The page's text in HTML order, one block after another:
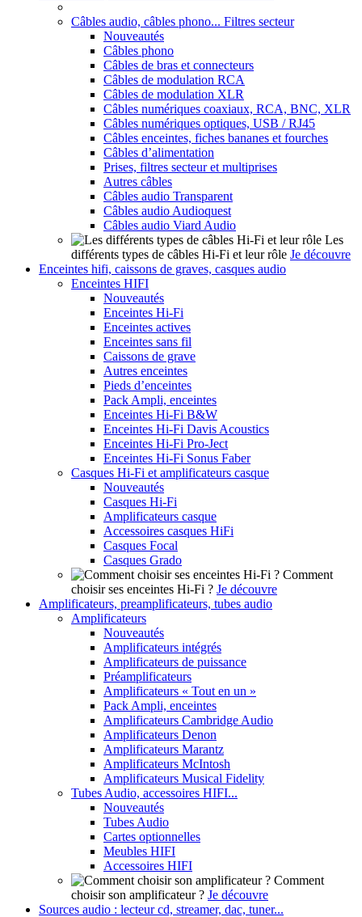
Câbles audio, câbles phono... Filtres secteur
Nouveautés
Câbles phono
Câbles de bras et connecteurs
Câbles de modulation RCA
Câbles de modulation XLR
Câbles numériques coaxiaux, RCA, BNC, XLR
Câbles numériques optiques, USB / RJ45
Câbles enceintes, fiches bananes et fourches
Câbles d’alimentation
Prises, filtres secteur et multiprises
Autres câbles
Câbles audio Transparent
Câbles audio Audioquest
Câbles audio Viard Audio
Les
différents types de câbles Hi-Fi et leur rôle Je découvre
Enceintes hifi, caissons de graves, casques audio
Enceintes HIFI
Nouveautés
Enceintes Hi-Fi
Enceintes actives
Enceintes sans fil
Caissons de grave
Autres enceintes
Pieds d’enceintes
Pack Ampli, enceintes
Enceintes Hi-Fi B&W
Enceintes Hi-Fi Davis Acoustics
Enceintes Hi-Fi Pro-Ject
Enceintes Hi-Fi Sonus Faber
Casques Hi-Fi et amplificateurs casque
Nouveautés
Casques Hi-Fi
Amplificateurs casque
Accessoires casques HiFi
Casques Focal
Casques Grado
Comment
choisir ses enceintes Hi-Fi ? Je découvre
Amplificateurs, preamplificateurs, tubes audio
Amplificateurs
Nouveautés
Amplificateurs intégrés
Amplificateurs de puissance
Préamplificateurs
Amplificateurs « Tout en un »
Pack Ampli, enceintes
Amplificateurs Cambridge Audio
Amplificateurs Denon
Amplificateurs Marantz
Amplificateurs McIntosh
Amplificateurs Musical Fidelity
Tubes Audio, accessoires HIFI...
Nouveautés
Tubes Audio
Cartes optionnelles
Meubles HIFI
Accessoires HIFI
Comment
choisir son amplificateur ? Je découvre
Sources audio : lecteur cd, streamer, dac, tuner...